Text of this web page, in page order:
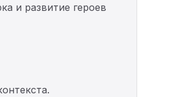
и развитие героев